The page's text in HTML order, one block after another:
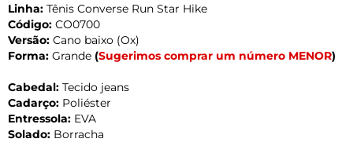
Linha: Tênis Converse Run Star Hike
Código: CO0700
Versão: Cano baixo (Ox)
Forma: Grande (Sugerimos comprar um número MENOR)
Cabedal: Tecido jeans
Cadarço: Poliéster
Entressola: EVA
Solado: Borracha